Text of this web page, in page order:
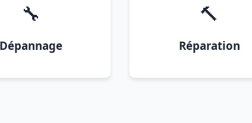
🔧
Dépannage
🔨
Réparation